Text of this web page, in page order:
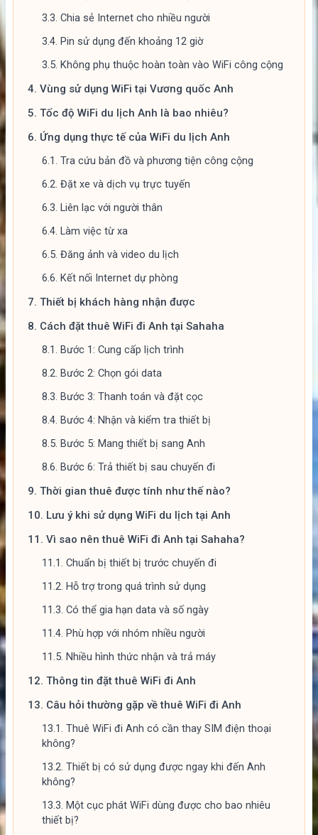
3.3. Chia sẻ Internet cho nhiều người
3.4. Pin sử dụng đến khoảng 12 giờ
3.5. Không phụ thuộc hoàn toàn vào WiFi công cộng
4. Vùng sử dụng WiFi tại Vương quốc Anh
5. Tốc độ WiFi du lịch Anh là bao nhiêu?
6. Ứng dụng thực tế của WiFi du lịch Anh
6.1. Tra cứu bản đồ và phương tiện công cộng
6.2. Đặt xe và dịch vụ trực tuyến
6.3. Liên lạc với người thân
6.4. Làm việc từ xa
6.5. Đăng ảnh và video du lịch
6.6. Kết nối Internet dự phòng
7. Thiết bị khách hàng nhận được
8. Cách đặt thuê WiFi đi Anh tại Sahaha
8.1. Bước 1: Cung cấp lịch trình
8.2. Bước 2: Chọn gói data
8.3. Bước 3: Thanh toán và đặt cọc
8.4. Bước 4: Nhận và kiểm tra thiết bị
8.5. Bước 5: Mang thiết bị sang Anh
8.6. Bước 6: Trả thiết bị sau chuyến đi
9. Thời gian thuê được tính như thế nào?
10. Lưu ý khi sử dụng WiFi du lịch tại Anh
11. Vì sao nên thuê WiFi đi Anh tại Sahaha?
11.1. Chuẩn bị thiết bị trước chuyến đi
11.2. Hỗ trợ trong quá trình sử dụng
11.3. Có thể gia hạn data và số ngày
11.4. Phù hợp với nhóm nhiều người
11.5. Nhiều hình thức nhận và trả máy
12. Thông tin đặt thuê WiFi đi Anh
13. Câu hỏi thường gặp về thuê WiFi đi Anh
13.1. Thuê WiFi đi Anh có cần thay SIM điện thoại
không?
13.2. Thiết bị có sử dụng được ngay khi đến Anh
không?
13.3. Một cục phát WiFi dùng được cho bao nhiêu
thiết bị?